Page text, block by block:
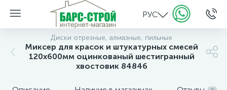
РУС
Диски отрезные, алмазные, пильные
Миксер для красок и штукатурных смесей
120х600мм оцинкованый шестигранный
хвостовик 84846